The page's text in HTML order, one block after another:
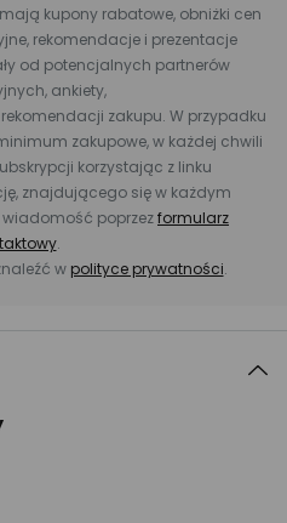
kupony rabatowe, obniżki cen
rekomendacje i prezentacje
od potencjalnych partnerów
ankiety,
zakupu. W przypadku
zakupowe, w każdej chwili
korzystając z linku
znajdującego się w każdym
wiadomość poprzezformularz
.
w polityce prywatności.